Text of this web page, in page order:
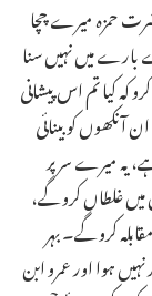
حمزہ میرے چچا
میں نہیں سنا
کہ کیا تم اس پیشانی
آنکھوں کو بینائی
یہ میرے سر پر
غلطاں کروگے،
کروگے۔ بہر
ہوا اور عمرو ابن